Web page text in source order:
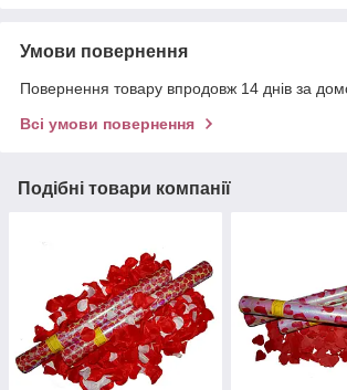
Умови повернення
Повернення товару впродовж 14 днів за
Всі умови повернення
Подібні товари компанії